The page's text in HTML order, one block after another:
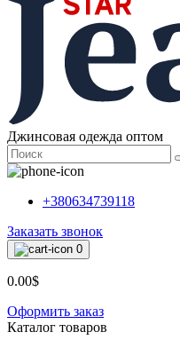
Джинсовая одежда оптом
+380634739118
Заказать звонок
0
0.00$
Оформить заказ
Каталог товаров